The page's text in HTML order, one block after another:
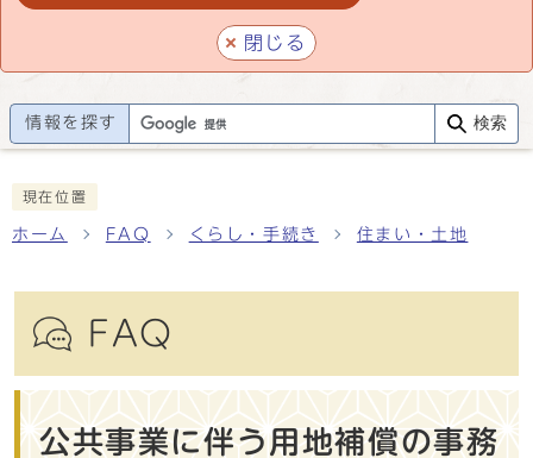
閉じる
情報を探す 検索
現在位置
ホーム FAQ くらし・手続き 住まい・土地
FAQ
公共事業に伴う用地補償の事務